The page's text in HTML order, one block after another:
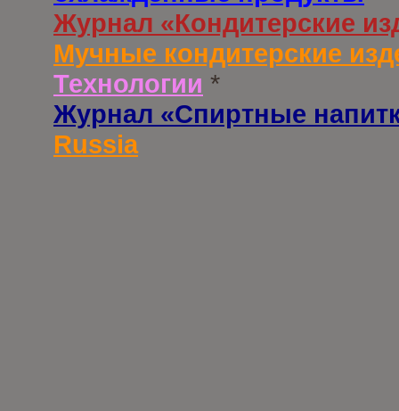
Журнал «Кондитерские
Мучные кондитерские
Технологии *
Журнал «Спиртные
Russia